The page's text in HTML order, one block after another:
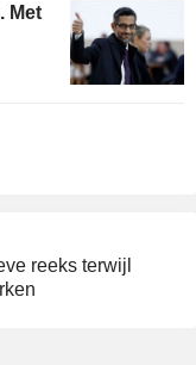
Met
reeks terwijl